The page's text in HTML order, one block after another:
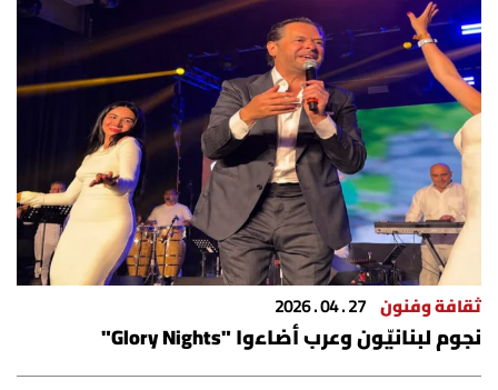
من نحن
للتواصل معنا
شروط الاستخدام
شروط الإشتراك
Digital solutions by
ثقافة وفنون 27 . 04 . 2026
نجوم لبنانيّون وعرب أضاءوا "Glory Nights"